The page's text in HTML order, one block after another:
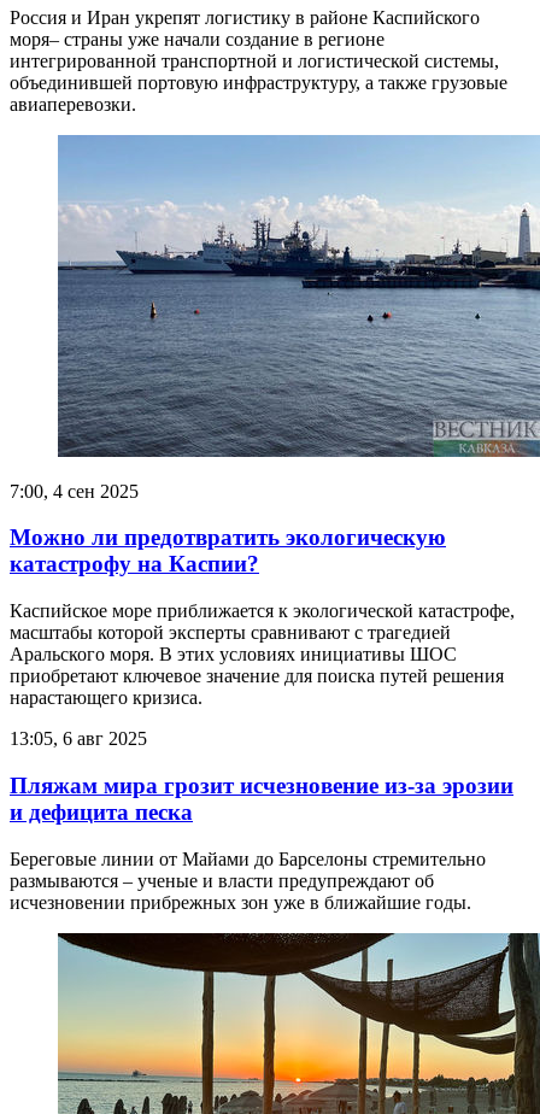
Россия и Иран укрепят логистику в районе Каспийского
моря– страны уже начали создание в регионе
интегрированной транспортной и логистической системы,
объединившей портовую инфраструктуру, а также грузовые
авиаперевозки.
7:00, 4 сен 2025
Можно ли предотвратить экологическую
катастрофу на Каспии?
Каспийское море приближается к экологической катастрофе,
масштабы которой эксперты сравнивают с трагедией
Аральского моря. В этих условиях инициативы ШОС
приобретают ключевое значение для поиска путей решения
нарастающего кризиса.
13:05, 6 авг 2025
Пляжам мира грозит исчезновение из-за эрозии
и дефицита песка
Береговые линии от Майами до Барселоны стремительно
размываются – ученые и власти предупреждают об
исчезновении прибрежных зон уже в ближайшие годы.